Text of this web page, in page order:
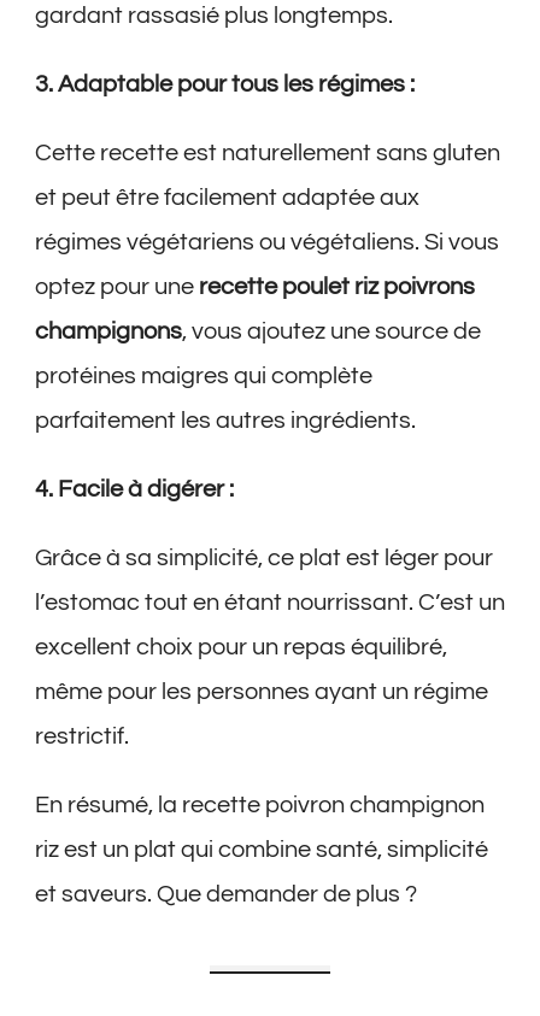
gardant rassasié plus longtemps.
3. Adaptable pour tous les régimes :
Cette recette est naturellement sans gluten
et peut être facilement adaptée aux
régimes végétariens ou végétaliens. Si vous
optez pour une recette poulet riz poivrons
champignons, vous ajoutez une source de
protéines maigres qui complète
parfaitement les autres ingrédients.
4. Facile à digérer :
Grâce à sa simplicité, ce plat est léger pour
l’estomac tout en étant nourrissant. C’est un
excellent choix pour un repas équilibré,
même pour les personnes ayant un régime
restrictif.
En résumé, la recette poivron champignon
riz est un plat qui combine santé, simplicité
et saveurs. Que demander de plus ?